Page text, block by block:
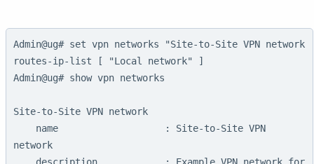
Admin@ug# set vpn networks "Site-to-Site VPN network
routes-ip-list [ "Local network" ]
Admin@ug# show vpn networks
Site-to-Site VPN network
network